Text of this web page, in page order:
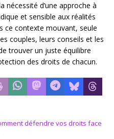
nécessité d’une approche à
et sensible aux réalités
ce contexte mouvant, seule
couples, leurs conseils et les
trouver un juste équilibre
des droits de chacun.
défendre vos droits face